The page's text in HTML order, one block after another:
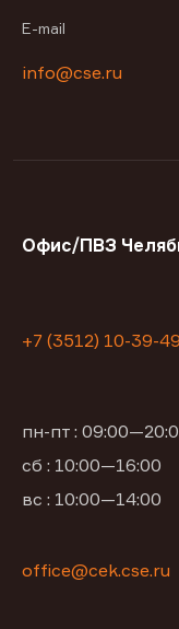
E-mail
info@cse.ru
Офис/ПВЗ
+7 (3512) 10-39-49
пн-пт :
сб : 10:00—16:00
вс : 10:00—14:00
office@cek.cse.ru